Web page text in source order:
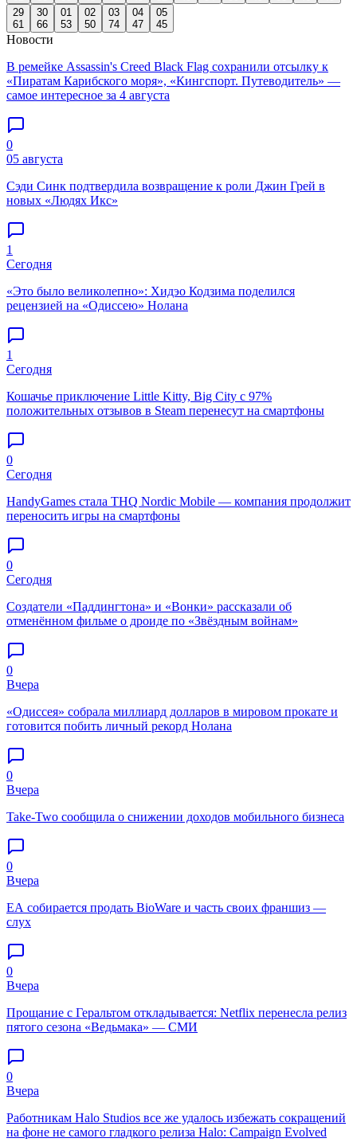
29
61
30
66
01
53
02
50
03
74
04
47
05
45
Новости
В ремейке Assassin's Creed Black Flag сохранили отсылку к
«Пиратам Карибского моря», «Кингспорт. Путеводитель» —
самое интересное за 4 августа
0
05 августа
Сэди Синк подтвердила возвращение к роли Джин Грей в
новых «Людях Икс»
1
Сегодня
«Это было великолепно»: Хидэо Кодзима поделился
рецензией на «Одиссею» Нолана
1
Сегодня
Кошачье приключение Little Kitty, Big City с 97%
положительных отзывов в Steam перенесут на смартфоны
0
Сегодня
HandyGames стала THQ Nordic Mobile — компания продолжит
переносить игры на смартфоны
0
Сегодня
Создатели «Паддингтона» и «Вонки» рассказали об
отменённом фильме о дроиде по «Звёздным войнам»
0
Вчера
«Одиссея» собрала миллиард долларов в мировом прокате и
готовится побить личный рекорд Нолана
0
Вчера
Take-Two сообщила о снижении доходов мобильного бизнеса
0
Вчера
EA собирается продать BioWare и часть своих франшиз —
слух
0
Вчера
Прощание с Геральтом откладывается: Netflix перенесла релиз
пятого сезона «Ведьмака» — СМИ
0
Вчера
Работникам Halo Studios все же удалось избежать сокращений
на фоне не самого гладкого релиза Halo: Campaign Evolved